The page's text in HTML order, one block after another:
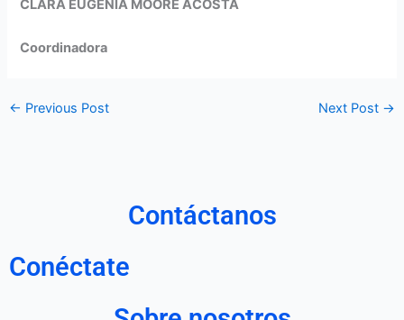
CLARA EUGENIA MOORE ACOSTA
Coordinadora
← Previous Post Next Post →
Contáctanos
Conéctate